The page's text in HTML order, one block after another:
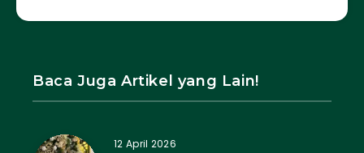
Baca Juga Artikel yang Lain!
12 April 2026